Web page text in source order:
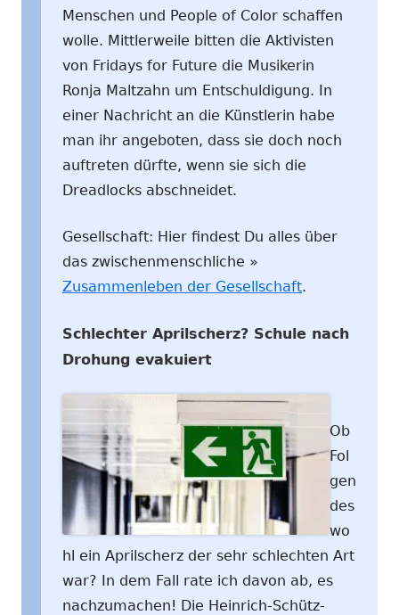
Menschen und People of Color schaffen
wolle. Mittlerweile bitten die Aktivisten
von Fridays for Future die Musikerin
Ronja Maltzahn um Entschuldigung. In
einer Nachricht an die Künstlerin habe
man ihr angeboten, dass sie doch noch
auftreten dürfte, wenn sie sich die
Dreadlocks abschneidet.
Gesellschaft: Hier findest Du alles über
das zwischenmenschliche »
Zusammenleben der Gesellschaft.
Schlechter Aprilscherz? Schule nach
Drohung evakuiert
Ob
Fol
gen
des
wo
hl ein Aprilscherz der sehr schlechten Art
war? In dem Fall rate ich davon ab, es
nachzumachen! Die Heinrich-Schütz-